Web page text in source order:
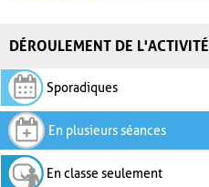
DÉROULEMENT DE L'ACTIVITÉ
Sporadiques
En plusieurs séances
En classe seulement